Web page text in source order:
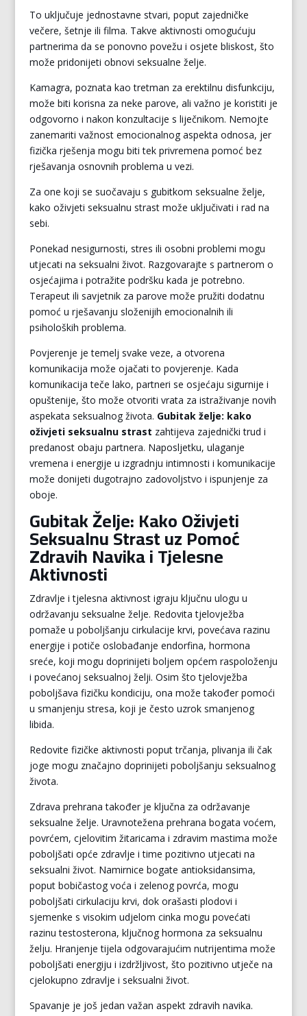
To uključuje jednostavne stvari, poput zajedničke
večere, šetnje ili filma. Takve aktivnosti omogućuju
partnerima da se ponovno povežu i osjete bliskost, što
može pridonijeti obnovi seksualne želje.
Kamagra, poznata kao tretman za erektilnu disfunkciju,
može biti korisna za neke parove, ali važno je koristiti je
odgovorno i nakon konzultacije s liječnikom. Nemojte
zanemariti važnost emocionalnog aspekta odnosa, jer
fizička rješenja mogu biti tek privremena pomoć bez
rješavanja osnovnih problema u vezi.
Za one koji se suočavaju s gubitkom seksualne želje,
kako oživjeti seksualnu strast može uključivati i rad na
sebi.
Ponekad nesigurnosti, stres ili osobni problemi mogu
utjecati na seksualni život. Razgovarajte s partnerom o
osjećajima i potražite podršku kada je potrebno.
Terapeut ili savjetnik za parove može pružiti dodatnu
pomoć u rješavanju složenijih emocionalnih ili
psiholoških problema.
Povjerenje je temelj svake veze, a otvorena
komunikacija može ojačati to povjerenje. Kada
komunikacija teče lako, partneri se osjećaju sigurnije i
opuštenije, što može otvoriti vrata za istraživanje novih
aspekata seksualnog života. Gubitak želje: kako
oživjeti seksualnu strast zahtijeva zajednički trud i
predanost obaju partnera. Naposljetku, ulaganje
vremena i energije u izgradnju intimnosti i komunikacije
može donijeti dugotrajno zadovoljstvo i ispunjenje za
oboje.
Gubitak Želje: Kako Oživjeti
Seksualnu Strast uz Pomoć
Zdravih Navika i Tjelesne
Aktivnosti
Zdravlje i tjelesna aktivnost igraju ključnu ulogu u
održavanju seksualne želje. Redovita tjelovježba
pomaže u poboljšanju cirkulacije krvi, povećava razinu
energije i potiče oslobađanje endorfina, hormona
sreće, koji mogu doprinijeti boljem općem raspoloženju
i povećanoj seksualnoj želji. Osim što tjelovježba
poboljšava fizičku kondiciju, ona može također pomoći
u smanjenju stresa, koji je često uzrok smanjenog
libida.
Redovite fizičke aktivnosti poput trčanja, plivanja ili čak
joge mogu značajno doprinijeti poboljšanju seksualnog
života.
Zdrava prehrana također je ključna za održavanje
seksualne želje. Uravnotežena prehrana bogata voćem,
povrćem, cjelovitim žitaricama i zdravim mastima može
poboljšati opće zdravlje i time pozitivno utjecati na
seksualni život. Namirnice bogate antioksidansima,
poput bobičastog voća i zelenog povrća, mogu
poboljšati cirkulaciju krvi, dok orašasti plodovi i
sjemenke s visokim udjelom cinka mogu povećati
razinu testosterona, ključnog hormona za seksualnu
želju. Hranjenje tijela odgovarajućim nutrijentima može
poboljšati energiju i izdržljivost, što pozitivno utječe na
cjelokupno zdravlje i seksualni život.
Spavanje je još jedan važan aspekt zdravih navika.